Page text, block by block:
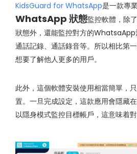
KidsGuard for WhatsApp是一款專
WhatsApp 狀態監控軟體，除
狀態外，還能監控對方的WhatsaApp
通話記錄、通話錄音等。所以相比第
想要了解他人更多的用戶。
此外，這個軟體安裝使用相當簡單，
置。一旦完成設定，這款應用會隱藏
以隱身模式監控目標帳戶，這意味着對